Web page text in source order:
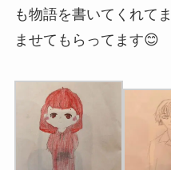
も物語を書いてくれて
ませてもらってます😊